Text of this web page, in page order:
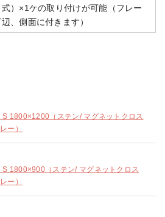
式）×1ケの取り付けが可能（フレー
辺、側面に付きます）
1800×1200（ステン/ マグネットクロス
ー）
1800×900（ステン/ マグネットクロス
ー）